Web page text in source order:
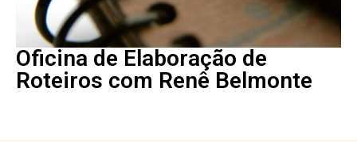
Oficina de Elaboração de
Roteiros com Renê Belmonte